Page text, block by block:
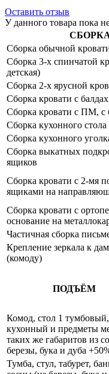
Оставить отзыв
У данного товара пока
Сборка обычной
Сборка 3-х спинчатой
детская)
Сборка 2-х ярусной
Сборка кровати с
Сборка кровати с ПМ,
Сборка кухонного стола
Сборка кухонного
Сборка выкатных
ящиков
Сборка кровати с 2-мя
ящиками на
Сборка кровати с
основание на
Частичная сборка
Крепление зеркала к
(комоду)
ПОДЪЁМ
Комод, стол 1
кухонный и предметы
таких же габаритов из
березы, бука и дуба
Тумба, стул, табурет,